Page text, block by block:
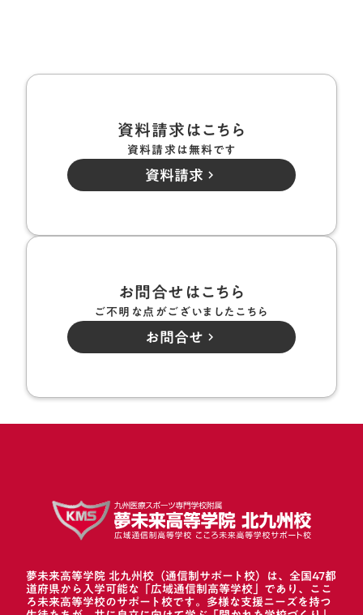
資料請求はこちら
資料請求は無料です
資料請求 keyboard_arrow_right
お問合せはこちら
ご不明な点がございましたこちら
お問合せ keyboard_arrow_right
夢未来高等学院 北九州校（通信制サポート校）は、全国47都
道府県から入学可能な「広域通信制高等学校」であり、ここ
ろ未来高等学校のサポート校です。多様な支援ニーズを持つ